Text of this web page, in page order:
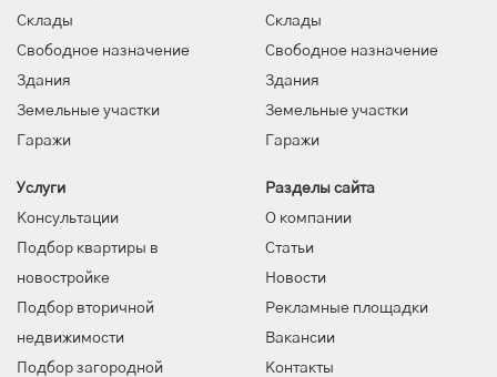
Склады
Свободное назначение
Здания
Земельные участки
Гаражи
Склады
Свободное назначение
Здания
Земельные участки
Гаражи
Услуги
Консультации
Подбор квартиры в
новостройке
Подбор вторичной
недвижимости
Подбор загородной
Разделы сайта
О компании
Статьи
Новости
Рекламные площадки
Вакансии
Контакты